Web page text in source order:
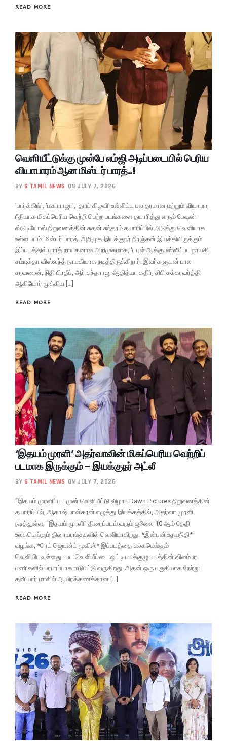
READ MORE
வெளியீட்டுக்கு முன்பே எம்ஜி அடிப்படையில் பெரிய
வியாபாரம் ஆன மிஸ்டர் பாரத்..!
BY G TAMIL NEWS ON JULY 7, 2026
’பார்க்கிங்’, ‘மகாராஜா’, ‘தாய் கிழவி’ உள்ளிட்ட பல தரமான மற்றும் வியாபார
ரீதியாக மிகப்பெரிய வெற்றி பெற்ற படங்களை தயாரித்து வரும் பேஷன்
ஸ்டுடியோஸ் நிறுவனத்தின் சுதன் சுந்தரம் தயாரிப்பில் அடுத்து வெளியாக
உள்ள படம் ‘மிஸ்டர்.பாரத். அறிமுக இயக்குநர் நிரஞ்சன் இயக்கியிருக்கும்
இப்படத்தில் பாரத் நாயகனாக அறிமுகமாக, ‘டபுள் ஆக்குபன்ஸி’ பட நாயகி
சம்யுக்தா விஸ்வந்த் நாயகியாக நடித்திருக்கிறார். இவர்களுடன் பால
சரவணன், நிதி பிரதீப், ஆர்.சுந்தராஜ, ஆதித்யா கதிர், சிபி சக்கரவர்த்தி
ஆகியோர் முக்கிய […]
READ MORE
‘இதயம் முரளி’ அதர்வாவின் மிகப்பெரிய வெற்றிப்
படமாக இருக்கும் – இயக்குநர் அட்லீ
BY G TAMIL NEWS ON JULY 7, 2026
“இதயம் முரளி” பட முன் வெளியீட்டு விழா ! Dawn Pictures நிறுவனத்தின்
தயாரிப்பில், ஆகாஷ் பாஸ்கரன் எழுத்து இயக்கத்தில், அதர்வா முரளி
நடித்துள்ள, “இதயம் முரளி” திரைப்படம் வரும் ஜூலை 10 ஆம் தேதி
உலகமெங்கும் திரையரங்குகளில் வெளியாகிறது. *இன்பன் உதயநிதி*
வழங்க, *ரெட் ஜெயன்ட் மூவிஸ்* இப்படத்தை உலகமெங்கும்
வெளியிடவுள்ளது. பட வெளியீட்டை ஒட்டி படக்குழு படத்தின் விளம்பர
பணிகளில் பரபரப்பாக ஈடுபட்டு வருகிறது. அதன் ஒரு பகுதியாக நேற்று
தனியார் மாலில் ஆயிரக்கணக்கான […]
READ MORE